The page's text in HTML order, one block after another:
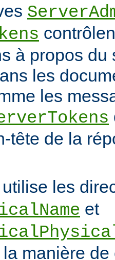
à propos du
les
les
tête de la
les
et
manière